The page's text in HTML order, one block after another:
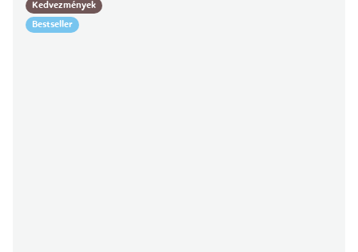
Kedvezmények
Bestseller